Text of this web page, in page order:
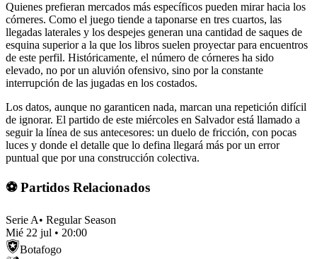
Quienes prefieran mercados más específicos pueden mirar hacia los
córneres. Como el juego tiende a taponarse en tres cuartos, las
llegadas laterales y los despejes generan una cantidad de saques de
esquina superior a la que los libros suelen proyectar para encuentros
de este perfil. Históricamente, el número de córneres ha sido
elevado, no por un aluvión ofensivo, sino por la constante
interrupción de las jugadas en los costados.
Los datos, aunque no garanticen nada, marcan una repetición difícil
de ignorar. El partido de este miércoles en Salvador está llamado a
seguir la línea de sus antecesores: un duelo de fricción, con pocas
luces y donde el detalle que lo defina llegará más por un error
puntual que por una construcción colectiva.
⚽ Partidos Relacionados
Serie A• Regular Season
Mié 22 jul • 20:00
Botafogo